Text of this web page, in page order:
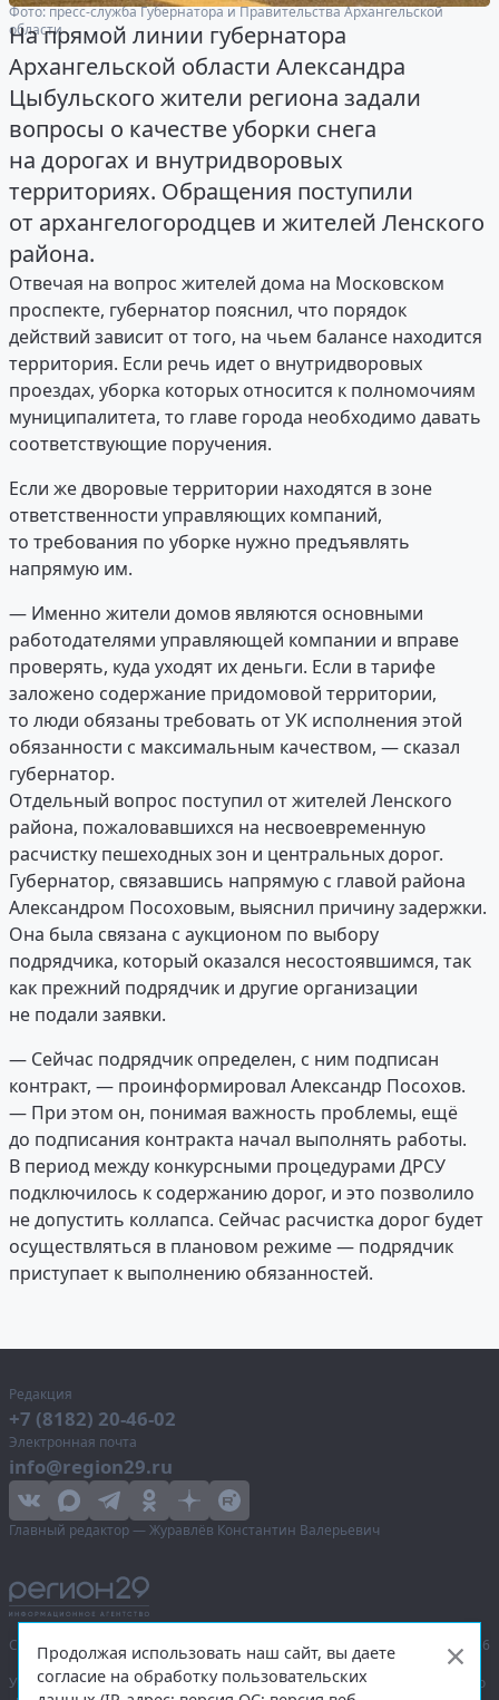
Фото: пресс-служба Губернатора и Правительства Архангельской
области
На прямой линии губернатора
Архангельской области Александра
Цыбульского жители региона задали
вопросы о качестве уборки снега
на дорогах и внутридворовых
территориях. Обращения поступили
от архангелогородцев и жителей Ленского
района.
Отвечая на вопрос жителей дома на Московском
проспекте, губернатор пояснил, что порядок
действий зависит от того, на чьем балансе находится
территория. Если речь идет о внутридворовых
проездах, уборка которых относится к полномочиям
муниципалитета, то главе города необходимо давать
соответствующие поручения.
Если же дворовые территории находятся в зоне
ответственности управляющих компаний,
то требования по уборке нужно предъявлять
напрямую им.
— Именно жители домов являются основными
работодателями управляющей компании и вправе
проверять, куда уходят их деньги. Если в тарифе
заложено содержание придомовой территории,
то люди обязаны требовать от УК исполнения этой
обязанности с максимальным качеством, — сказал
губернатор.
Отдельный вопрос поступил от жителей Ленского
района, пожаловавшихся на несвоевременную
расчистку пешеходных зон и центральных дорог.
Губернатор, связавшись напрямую с главой района
Александром Посоховым, выяснил причину задержки.
Она была связана с аукционом по выбору
подрядчика, который оказался несостоявшимся, так
как прежний подрядчик и другие организации
не подали заявки.
— Сейчас подрядчик определен, с ним подписан
контракт, — проинформировал Александр Посохов.
— При этом он, понимая важность проблемы, ещё
до подписания контракта начал выполнять работы.
В период между конкурсными процедурами ДРСУ
подключилось к содержанию дорог, и это позволило
не допустить коллапса. Сейчас расчистка дорог будет
осуществляться в плановом режиме — подрядчик
приступает к выполнению обязанностей.
Редакция
+7 (8182) 20-46-02
Электронная почта
info@region29.ru
Главный редактор — Журавлёв Константин Валерьевич
Сетевое издание «Информационное агентство Регион 29»,
© 2016–2026
Учредитель — общество с ограниченной ответственностью «Агентство
Продолжая использовать наш сайт, вы даете
согласие на обработку пользовательских